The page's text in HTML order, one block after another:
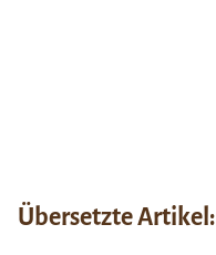
Übersetzte Artikel: